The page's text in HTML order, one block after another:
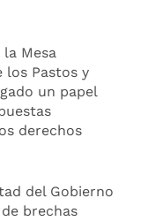
Mesa
los Pastos y
un papel
derechos
del Gobierno
brechas